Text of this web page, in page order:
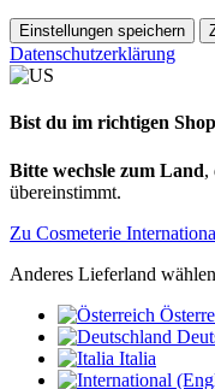
Einstellungen speichern
Datenschutzerklärung
Bist du im richtigen
Bitte wechsle zum Land,
übereinstimmt.
Zu Cosmeterie
Anderes Lieferland wählen
Italia